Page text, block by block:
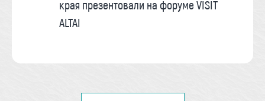
края презентовали на форуме VISIT
ALTAI